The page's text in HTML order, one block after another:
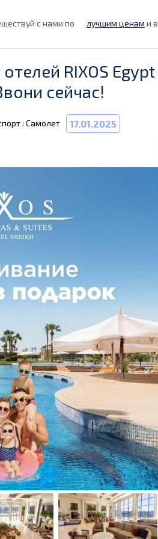
с нами по лучшим ценам и в
RIXOS Egypt
сейчас!
: Самолет 17.01.2025